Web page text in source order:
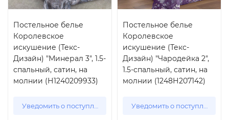
Постельное белье
Королевское
искушение (Текс-
Дизайн) "Минерал 3", 1.5-
спальный, сатин, на
молнии (Н1240209933)
Уведомить о поступлении
Постельное белье
Королевское
искушение (Текс-
Дизайн) "Чародейка 2",
1.5-спальный, сатин, на
молнии (1248Н207142)
Уведомить о поступлении